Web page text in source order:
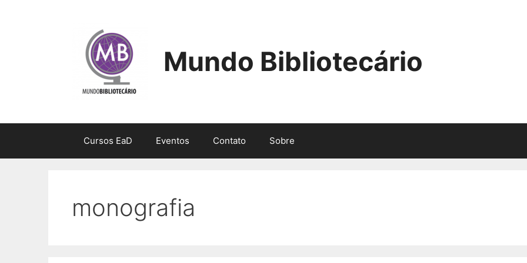
Mundo Bibliotecário
Cursos EaD Eventos Contato Sobre
monografia